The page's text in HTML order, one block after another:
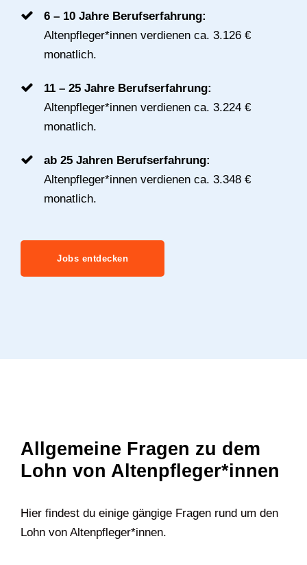
6 – 10 Jahre Berufserfahrung:
Altenpfleger*innen verdienen ca. 3.126 €
monatlich.
11 – 25 Jahre Berufserfahrung:
Altenpfleger*innen verdienen ca. 3.224 €
monatlich.
ab 25 Jahren Berufserfahrung:
Altenpfleger*innen verdienen ca. 3.348 €
monatlich.
Jobs entdecken
Allgemeine Fragen zu dem
Lohn von Altenpfleger*innen
Hier findest du einige gängige Fragen rund um den
Lohn von Altenpfleger*innen.